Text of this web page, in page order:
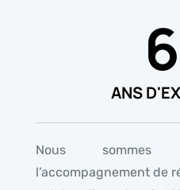
ANS
Nous sommes
l’accompagnement de